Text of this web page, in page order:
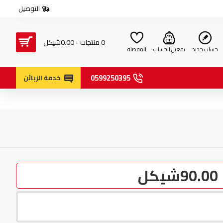
التوصيل
حساب جديد تفعيل الحساب المفضلة
0 منتجات - 0.00شيكل
0599250395
خدمة الزبائن
90.00شيكل